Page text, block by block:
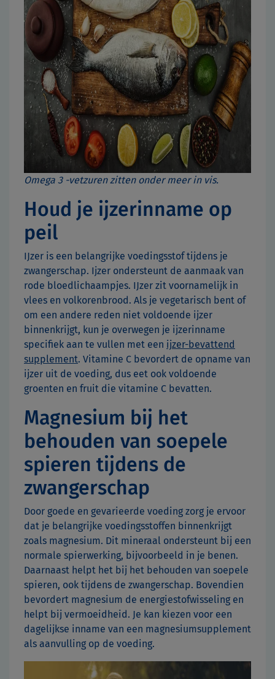
Omega 3 -vetzuren zitten onder meer in vis.
Houd je ijzerinname op
peil
IJzer is een belangrijke voedingsstof tijdens je
zwangerschap. Ijzer ondersteunt de aanmaak van
rode bloedlichaampjes. IJzer zit voornamelijk in
vlees en volkorenbrood. Als je vegetarisch bent of
om een andere reden niet voldoende ijzer
binnenkrijgt, kun je overwegen je ijzerinname
specifiek aan te vullen met een ijzer-bevattend
supplement. Vitamine C bevordert de opname van
ijzer uit de voeding, dus eet ook voldoende
groenten en fruit die vitamine C bevatten.
Magnesium bij het
behouden van soepele
spieren tijdens de
zwangerschap
Door goede en gevarieerde voeding zorg je ervoor
dat je belangrijke voedingsstoffen binnenkrijgt
zoals magnesium. Dit mineraal ondersteunt bij een
normale spierwerking, bijvoorbeeld in je benen.
Daarnaast helpt het bij het behouden van soepele
spieren, ook tijdens de zwangerschap. Bovendien
bevordert magnesium de energiestofwisseling en
helpt bij vermoeidheid. Je kan kiezen voor een
dagelijkse inname van een magnesiumsupplement
als aanvulling op de voeding.